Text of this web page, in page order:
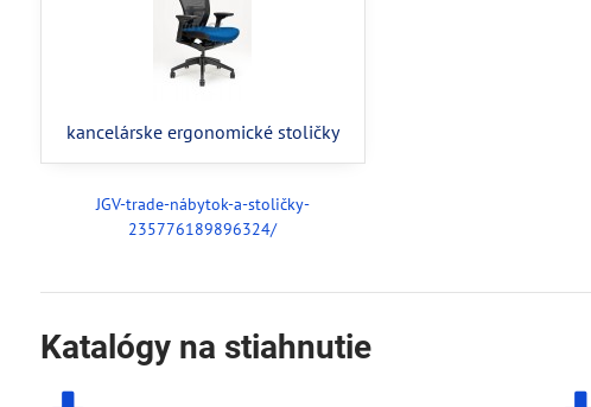
kancelárske ergonomické stoličky
JGV-trade-nábytok-a-stoličky-
235776189896324/
Katalógy na stiahnutie